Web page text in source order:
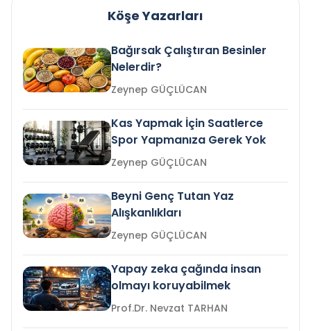
Köşe Yazarları
Bağırsak Çalıştıran Besinler
Nelerdir?
Zeynep GÜÇLÜCAN
Kas Yapmak İçin Saatlerce
Spor Yapmanıza Gerek Yok
Zeynep GÜÇLÜCAN
Beyni Genç Tutan Yaz
Alışkanlıkları
Zeynep GÜÇLÜCAN
Yapay zeka çağında insan
olmayı koruyabilmek
Prof.Dr. Nevzat TARHAN